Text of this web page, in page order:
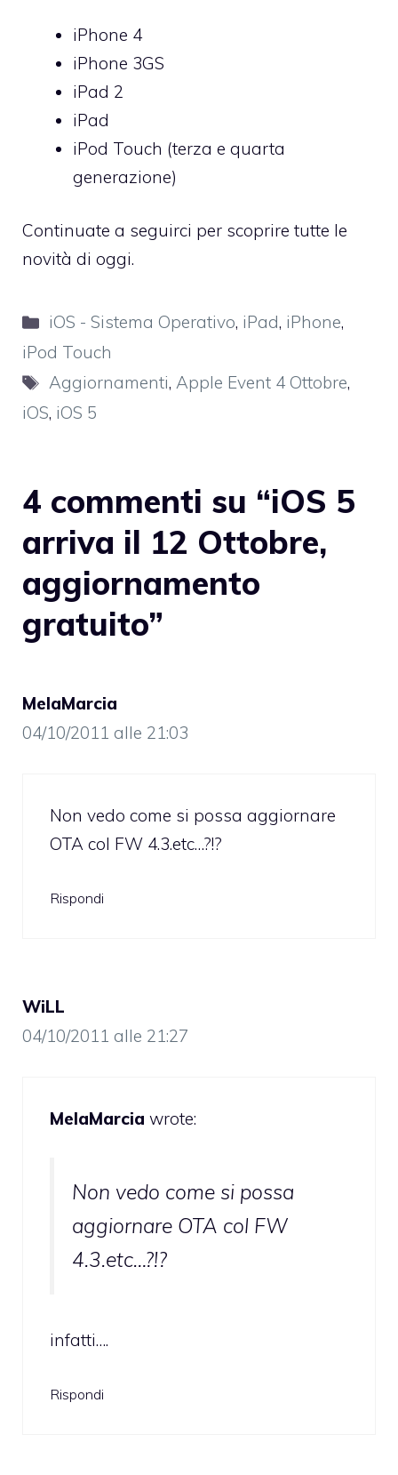
iPhone 4
iPhone 3GS
iPad 2
iPad
iPod Touch (terza e quarta
generazione)
Continuate a seguirci per scoprire tutte le
novità di oggi.
Categorie
iOS - Sistema Operativo, iPad, iPhone,
iPod Touch
Tag
Aggiornamenti,Apple Event 4 Ottobre,
iOS, iOS 5
4 commenti su “iOS 5
arriva il 12 Ottobre,
aggiornamento
gratuito”
MelaMarcia
04/10/2011 alle 21:03
Non vedo come si possa aggiornare
OTA col FW 4.3.etc…?!?
Rispondi
WiLL
04/10/2011 alle 21:27
MelaMarcia wrote:
Non vedo come si possa
aggiornare OTA col FW
4.3.etc…?!?
infatti….
Rispondi